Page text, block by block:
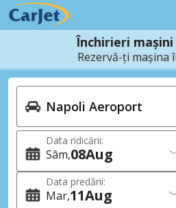
Închirieri
Rezervă-ți mașina
Data ridicării:
Sâm 08Aug
Data predării:
Mar 11Aug